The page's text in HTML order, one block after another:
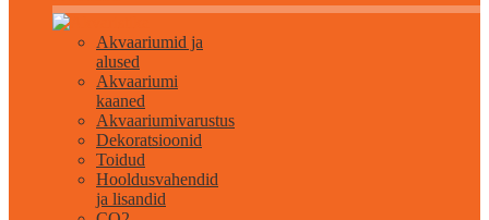
Akvaariumid ja
alused
Akvaariumi
kaaned
Akvaariumivarustus
Dekoratsioonid
Toidud
Hooldusvahendid
ja lisandid